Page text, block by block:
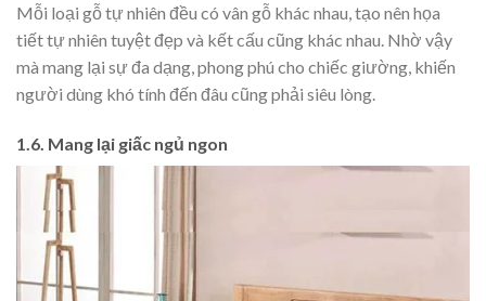
Mỗi loại gỗ tự nhiên đều có vân gỗ khác nhau, tạo nên họa
tiết tự nhiên tuyệt đẹp và kết cấu cũng khác nhau. Nhờ vậy
mà mang lại sự đa dạng, phong phú cho chiếc giường, khiến
người dùng khó tính đến đâu cũng phải siêu lòng.
1.6. Mang lại giấc ngủ ngon